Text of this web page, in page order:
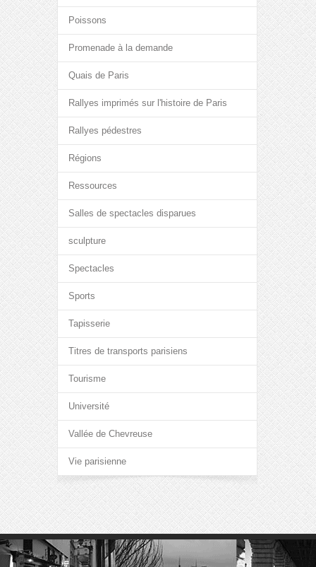
Poissons
Promenade à la demande
Quais de Paris
Rallyes imprimés sur l'histoire de Paris
Rallyes pédestres
Régions
Ressources
Salles de spectacles disparues
sculpture
Spectacles
Sports
Tapisserie
Titres de transports parisiens
Tourisme
Université
Vallée de Chevreuse
Vie parisienne